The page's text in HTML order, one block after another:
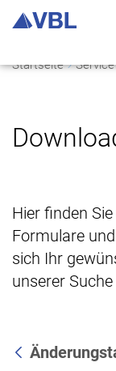
Startseite Service
Hier finden
Formulare
sich Ihr
unserer